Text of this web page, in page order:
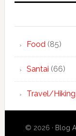
Food(85)
Santai (66)
Travel/Hiking
© 2026 · Blog